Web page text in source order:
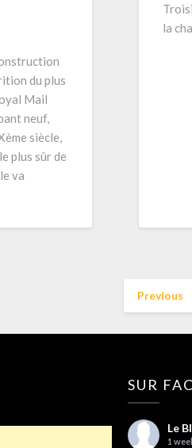
du plus
Mail
neuf,
siècle,
plus sûr de
va
la
Previous
SUR
Le
1